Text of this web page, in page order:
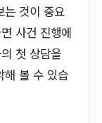
는 것이 중요
사건 진행에
첫 상담을
해 볼 수 있습